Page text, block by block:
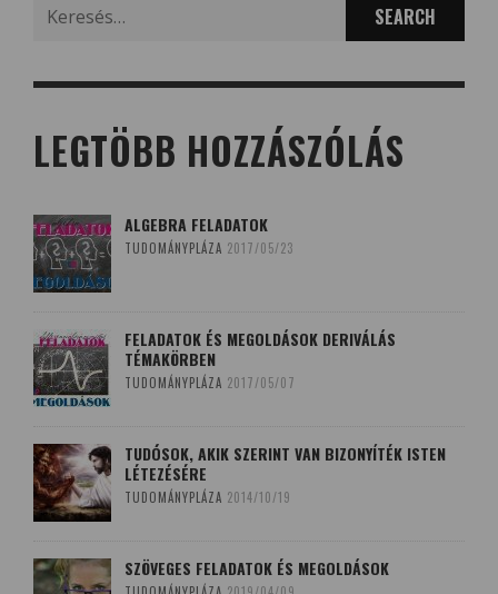
LEGTÖBB HOZZÁSZÓLÁS
ALGEBRA FELADATOK
TUDOMÁNYPLÁZA 2017/05/23
FELADATOK ÉS MEGOLDÁSOK DERIVÁLÁS
TÉMAKÖRBEN
TUDOMÁNYPLÁZA 2017/05/07
TUDÓSOK, AKIK SZERINT VAN BIZONYÍTÉK ISTEN
LÉTEZÉSÉRE
TUDOMÁNYPLÁZA 2014/10/19
SZÖVEGES FELADATOK ÉS MEGOLDÁSOK